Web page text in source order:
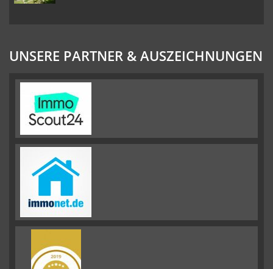
UNSERE PARTNER & AUSZEICHNUNGEN